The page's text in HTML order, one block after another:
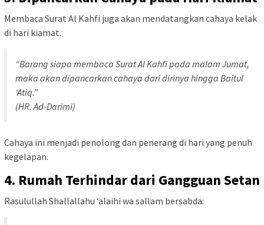
Membaca Surat Al Kahfi juga akan mendatangkan cahaya kelak
di hari kiamat.
“Barang siapa membaca Surat Al Kahfi pada malam Jumat,
maka akan dipancarkan cahaya dari dirinya hingga Baitul
‘Atiq.”
(HR. Ad-Darimi)
Cahaya ini menjadi penolong dan penerang di hari yang penuh
kegelapan.
4. Rumah Terhindar dari Gangguan Setan
Rasulullah Shallallahu ‘alaihi wa sallam bersabda: